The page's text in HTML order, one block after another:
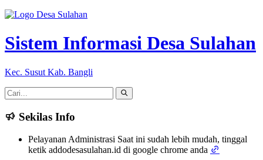
Sistem Informasi Desa Sulahan
Kec. Susut Kab. Bangli
Sekilas Info
Pelayanan Administrasi Saat ini sudah lebih mudah, tinggal
ketik addodesasulahan.id di google chrome anda